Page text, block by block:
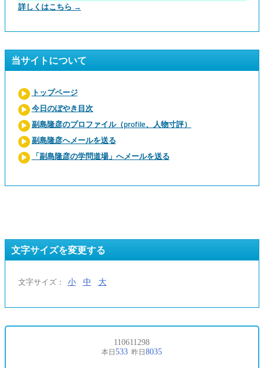
詳しくはこちら →
当サイトについて
トップページ
今日のぼやき目次
副島隆彦のプロファイル（profile、人物寸評）
副島隆彦へメールを送る
「副島隆彦の学問道場」へメールを送る
文字サイズを変更する
文字サイズ： 小 中 大